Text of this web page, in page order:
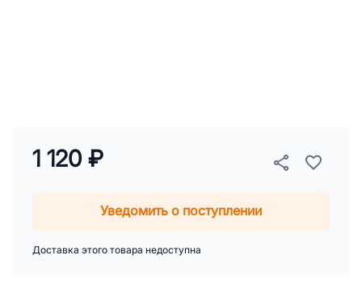
1 120 ₽
Уведомить о поступлении
Доставка этого товара недоступна